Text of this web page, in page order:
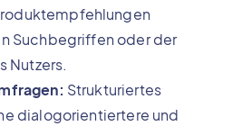
Suchbegriffen oder der
Nutzers.
Strukturiertes
dialogorientiertere und